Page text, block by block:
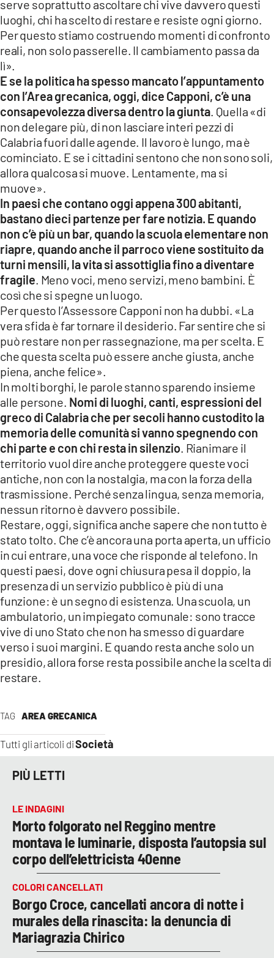
TAG AREA GRECANICA
Tutti gli articoli diSocietà
serve soprattutto ascoltare chi vive davvero questi
luoghi, chi ha scelto di restare e resiste ogni giorno.
Per questo stiamo costruendo momenti di confronto
reali, non solo passerelle. Il cambiamento passa da
lì».
E se la politica ha spesso mancato l’appuntamento
con l’Area grecanica, oggi, dice Capponi, c’è una
consapevolezza diversa dentro la giunta . Quella «di
non delegare più, di non lasciare interi pezzi di
Calabria fuori dalle agende. Il lavoro è lungo, ma è
cominciato. E se i cittadini sentono che non sono soli,
allora qualcosa si muove. Lentamente, ma si
muove».
In paesi che contano oggi appena 300 abitanti,
bastano dieci partenze per fare notizia. E quando
non c’è più un bar, quando la scuola elementare non
riapre, quando anche il parroco viene sostituito da
turni mensili, la vita si assottiglia fino a diventare
fragile . Meno voci, meno servizi, meno bambini. È
così che si spegne un luogo.
Per questo l’Assessore Capponi non ha dubbi. «La
vera sfida è far tornare il desiderio. Far sentire che si
può restare non per rassegnazione, ma per scelta. E
che questa scelta può essere anche giusta, anche
piena, anche felice».
In molti borghi, le parole stanno sparendo insieme
alle persone. Nomi di luoghi, canti, espressioni del
greco di Calabria che per secoli hanno custodito la
memoria delle comunità si vanno spegnendo con
chi parte e con chi resta in silenzio . Rianimare il
territorio vuol dire anche proteggere queste voci
antiche, non con la nostalgia, ma con la forza della
trasmissione. Perché senza lingua, senza memoria,
nessun ritorno è davvero possibile.
Restare, oggi, significa anche sapere che non tutto è
stato tolto. Che c’è ancora una porta aperta, un ufficio
in cui entrare, una voce che risponde al telefono. In
questi paesi, dove ogni chiusura pesa il doppio, la
presenza di un servizio pubblico è più di una
funzione: è un segno di esistenza. Una scuola, un
ambulatorio, un impiegato comunale: sono tracce
vive di uno Stato che non ha smesso di guardare
verso i suoi margini. E quando resta anche solo un
presidio, allora forse resta possibile anche la scelta di
restare.
PIÙ LETTI
LE INDAGINI
Morto folgorato nel Reggino mentre
montava le luminarie, disposta l’autopsia sul
corpo dell’elettricista 40enne
COLORI CANCELLATI
Borgo Croce, cancellati ancora di notte i
murales della rinascita: la denuncia di
Mariagrazia Chirico